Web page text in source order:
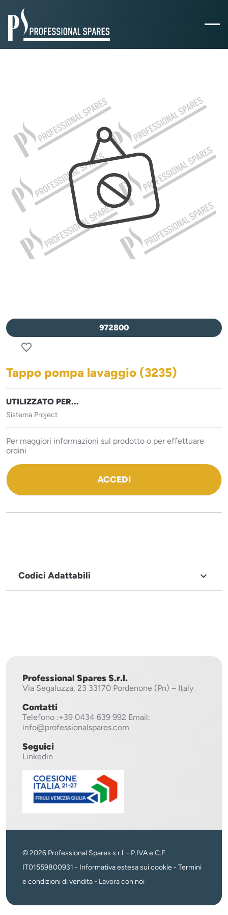
972800
favorite_border
Tappo pompa lavaggio (3235)
UTILIZZATO PER...
Sistema Project
Per maggiori informazioni sul prodotto o per effettuare
ordini
ACCEDI
Codici Adattabili 
Professional Spares S.r.l.
Via Segaluzza, 23 33170 Pordenone (Pn) – Italy
Contatti
Telefono :+39 0434 639 992 Email:
info@professionalspares.com
Seguici
Linkedin
© 2026 Professional Spares s.r.l. - P.IVA e C.F.
IT01559800931 - Informativa estesa sui cookie - Termini
e condizioni di vendita- Lavora con noi